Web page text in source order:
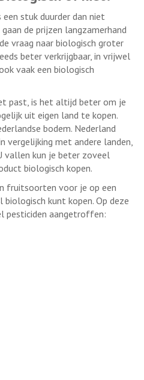
stuk duurder dan niet
de prijzen langzamerhand
vraag naar biologisch groter
beter verkrijgbaar, in vrijwel
vaak een biologisch
past, is het altijd beter om je
uit eigen land te kopen.
bodem. Nederland
met andere landen,
vallen kun je beter zoveel
biologisch kopen.
fruitsoorten voor je op een
kunt kopen. Op deze
pesticiden aangetroffen: